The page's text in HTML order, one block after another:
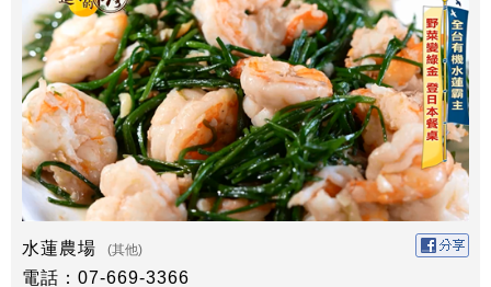
水蓮農場 (其他)
電話：07-669-3366